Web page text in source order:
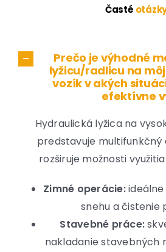
Časté
Prečo je výhodné
lyžicu/radlicu na
vozík v akých
efektívne
Hydraulická lyžica na
predstavuje multifunkčný
rozširuje možnosti
Zimné operácie:
snehu a čistenie
Stavebné práce:
nakladanie stavebných